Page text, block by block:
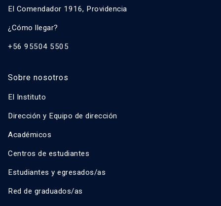
El Comendador 1916, Providencia
¿Cómo llegar?
+56 95504 5505
Sobre nosotros
El Instituto
Dirección y Equipo de dirección
Académicos
Centros de estudiantes
Estudiantes y egresados/as
Red de graduados/as